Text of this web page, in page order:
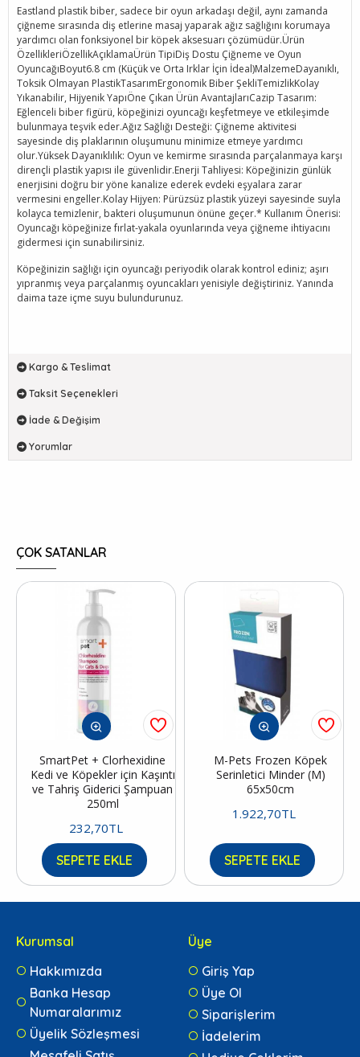
Eastland plastik biber, sadece bir oyun arkadaşı değil, aynı zamanda
çiğneme sırasında diş etlerine masaj yaparak ağız sağlığını korumaya
yardımcı olan fonksiyonel bir köpek aksesuarı çözümüdür.Ürün
ÖzellikleriÖzellikAçıklamaÜrün TipiDiş Dostu Çiğneme ve Oyun
OyuncağıBoyut6.8 cm (Küçük ve Orta Irklar İçin İdeal)MalzemeDayanıklı,
Toksik Olmayan PlastikTasarımErgonomik Biber ŞekliTemizlikKolay
Yıkanabilir, Hijyenik YapıÖne Çıkan Ürün AvantajlarıCazip Tasarım:
Eğlenceli biber figürü, köpeğinizi oyuncağı keşfetmeye ve etkileşimde
bulunmaya teşvik eder.Ağız Sağlığı Desteği: Çiğneme aktivitesi
sayesinde diş plaklarının oluşumunu minimize etmeye yardımcı
olur.Yüksek Dayanıklılık: Oyun ve kemirme sırasında parçalanmaya karşı
dirençli plastik yapısı ile güvenlidir.Enerji Tahliyesi: Köpeğinizin günlük
enerjisini doğru bir yöne kanalize ederek evdeki eşyalara zarar
vermesini engeller.Kolay Hijyen: Pürüzsüz plastik yüzeyi sayesinde suyla
kolayca temizlenir, bakteri oluşumunun önüne geçer.* Kullanım Önerisi:
Oyuncağı köpeğinize fırlat-yakala oyunlarında veya çiğneme ihtiyacını
gidermesi için sunabilirsiniz.
Köpeğinizin sağlığı için oyuncağı periyodik olarak kontrol ediniz; aşırı
yıpranmış veya parçalanmış oyuncakları yenisiyle değiştiriniz. Yanında
daima taze içme suyu bulundurunuz.
Kargo & Teslimat
Taksit Seçenekleri
İade & Değişim
Yorumlar
ÇOK SATANLAR
SmartPet + Clorhexidine
Kedi ve Köpekler için Kaşıntı
ve Tahriş Giderici Şampuan
250ml
232,70TL
SEPETE EKLE
M-Pets Frozen Köpek
Serinletici Minder (M)
65x50cm
1.922,70TL
SEPETE EKLE
Kurumsal
Hakkımızda
Banka Hesap
Numaralarımız
Üyelik Sözleşmesi
Üye
Giriş Yap
Üye Ol
Siparişlerim
İadelerim